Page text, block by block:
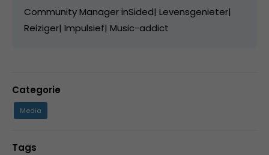
Community Manager inSided| Levensgenieter|
Reiziger| Impulsief| Music-addict
Categorie
Media
Tags